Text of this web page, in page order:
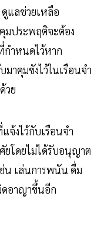
แลช่วยเหลือ
มประพฤติจะต้อง
กำหนดไว้หาก
าคุมขังไว้ในเรือนจำ
วย
จ้งไว้กับเรือนจำ
โดยไม่ได้รับอนุญาต
น เล่นการพนัน ดื่ม
ดอาญาขึ้นอีก